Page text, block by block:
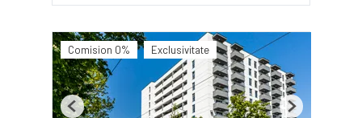
Comision 0% Exclusivitate
Previous Next